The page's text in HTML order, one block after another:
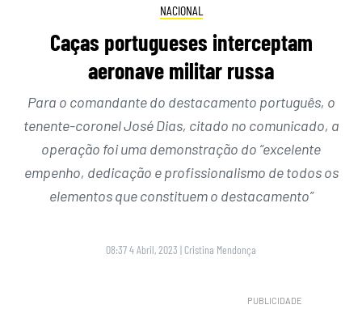
NACIONAL
Caças portugueses interceptam
aeronave militar russa
Para o comandante do destacamento português, o
tenente-coronel José Dias, citado no comunicado, a
operação foi uma demonstração do “excelente
empenho, dedicação e profissionalismo de todos os
elementos que constituem o destacamento”
08:37 4 Abril, 2023 | Cristina Mendonça